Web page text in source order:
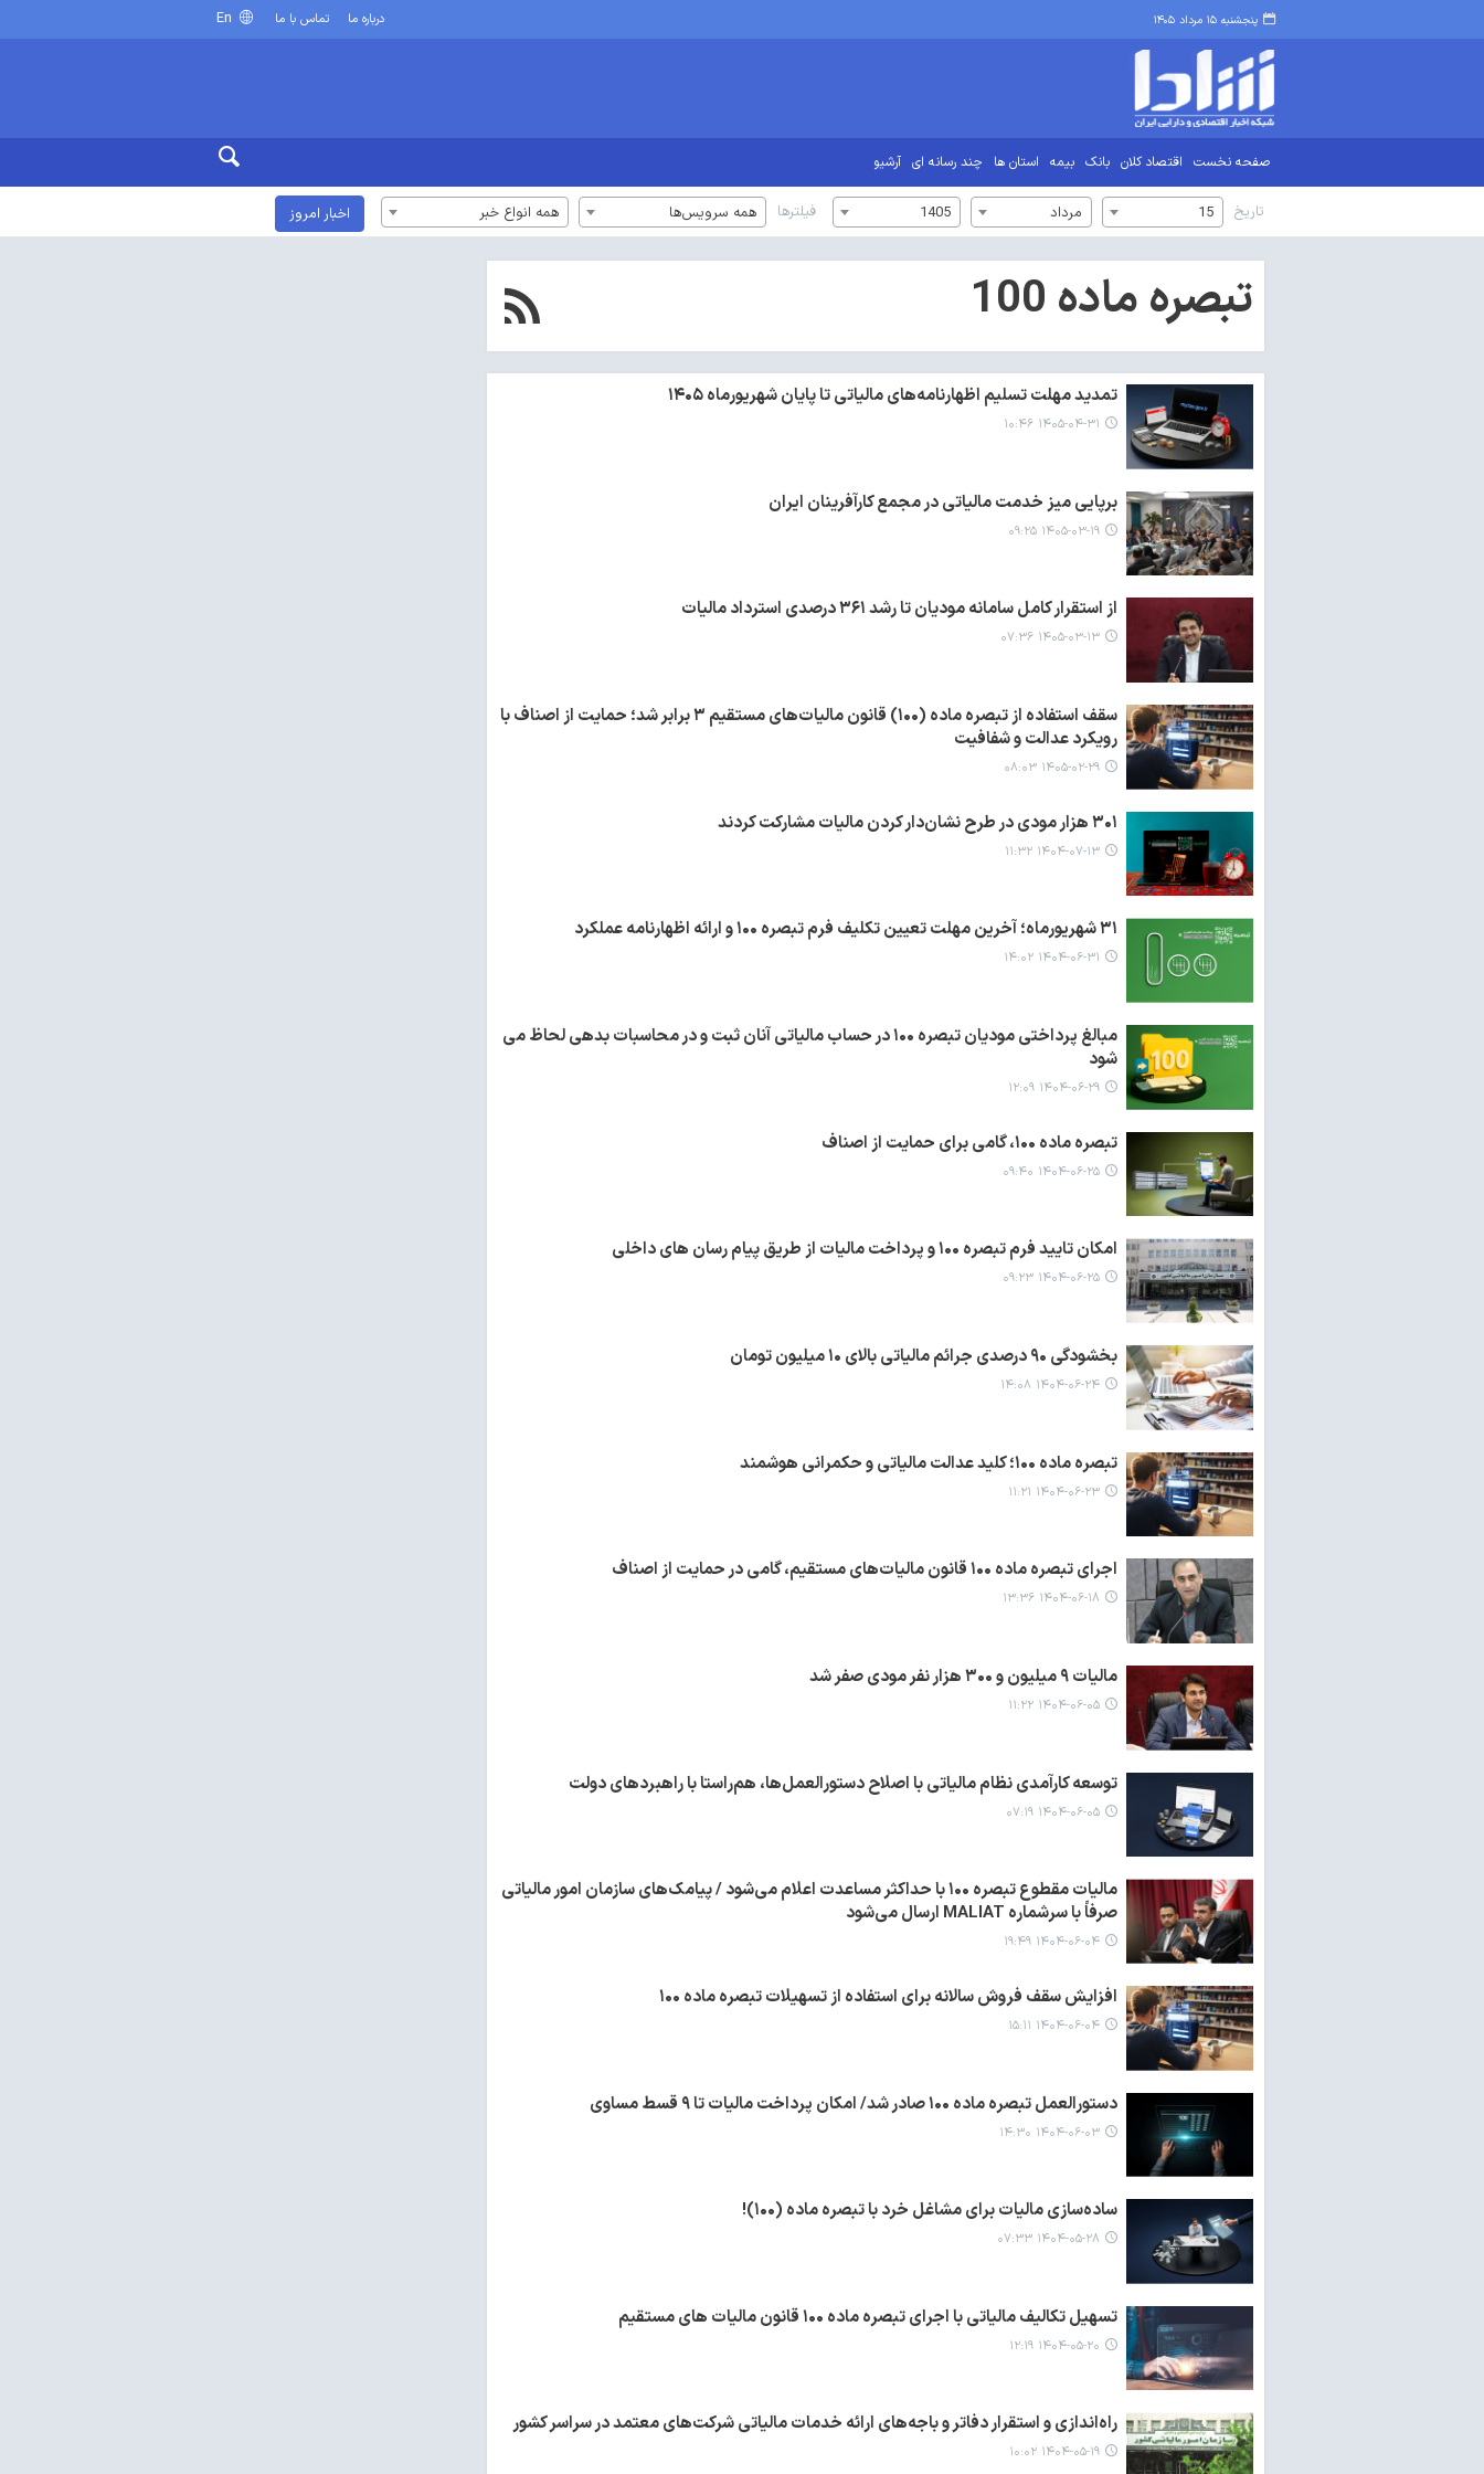
پنجشنبه ۱۵ مرداد ۱۴۰۵ درباره ما تماس با ما
صفحه نخست اقتصاد کلان بانک بیمه استان ها چند رسانه ای آرشیو
تاریخ 15 مرداد 1405 فیلترها همه سرویس‌ها همه انواع خبر اخبار امروز
تبصره ماده 100
تمدید مهلت تسلیم اظهارنامه‌های مالیاتی تا پایان شهریورماه ۱۴۰۵
۱۴۰۵-۰۴-۳۱ ۱۰:۴۶
برپایی میز خدمت مالیاتی در مجمع کارآفرینان ایران
۱۴۰۵-۰۳-۱۹ ۰۹:۲۵
از استقرار کامل سامانه مودیان تا رشد ۳۶۱ درصدی استرداد مالیات
۱۴۰۵-۰۳-۱۳ ۰۷:۳۶
سقف استفاده از تبصره ماده (۱۰۰) قانون مالیات‌های مستقیم ۳ برابر شد؛ حمایت از اصناف با
رویکرد عدالت و شفافیت
۱۴۰۵-۰۲-۲۹ ۰۸:۰۳
۳۰۱ هزار مودی در طرح نشان‌دار کردن مالیات مشارکت کردند
۱۴۰۴-۰۷-۱۳ ۱۱:۳۲
۳۱ شهریورماه؛ آخرین مهلت تعیین تکلیف فرم تبصره ۱۰۰ و ارائه اظهارنامه‌ عملکرد
۱۴۰۴-۰۶-۳۱ ۱۴:۰۲
مبالغ پرداختی مودیان تبصره ۱۰۰ در حساب مالیاتی آنان ثبت و در محاسبات بدهی لحاظ می
‌شود
۱۴۰۴-۰۶-۲۹ ۱۲:۰۹
تبصره ماده ۱۰۰، گامی برای حمایت از اصناف
۱۴۰۴-۰۶-۲۵ ۰۹:۴۰
امکان تایید فرم تبصره ۱۰۰ و پرداخت مالیات از طریق پیام رسان های داخلی
۱۴۰۴-۰۶-۲۵ ۰۹:۲۳
بخشودگی ۹۰ درصدی جرائم مالیاتی بالای ۱۰ میلیون تومان
۱۴۰۴-۰۶-۲۴ ۱۴:۰۸
تبصره ماده ۱۰۰؛ کلید عدالت مالیاتی و حکمرانی هوشمند
۱۴۰۴-۰۶-۲۳ ۱۱:۲۱
اجرای تبصره ماده ۱۰۰ قانون مالیات‌های مستقیم، گامی در حمایت از اصناف
۱۴۰۴-۰۶-۱۸ ۱۳:۳۶
مالیات ۹ میلیون و ۳۰۰ هزار نفر مودی صفر شد
۱۴۰۴-۰۶-۰۵ ۱۱:۲۲
توسعه کارآمدی نظام مالیاتی با اصلاح دستورالعمل‌ها، هم‌راستا با راهبردهای دولت
۱۴۰۴-۰۶-۰۵ ۰۷:۱۹
مالیات مقطوع تبصره ۱۰۰ با حداکثر مساعدت اعلام می‌شود / پیامک‌های سازمان امور مالیاتی
صرفاً با سرشماره MALIAT ارسال می‌شود
۱۴۰۴-۰۶-۰۴ ۱۹:۴۹
افزایش سقف فروش سالانه برای استفاده از تسهیلات تبصره ماده ۱۰۰
۱۴۰۴-۰۶-۰۴ ۱۵:۱۱
دستورالعمل تبصره ماده ۱۰۰ صادر شد/ امکان پرداخت مالیات تا ۹ قسط مساوی
۱۴۰۴-۰۶-۰۳ ۱۴:۳۰
ساده‌سازی مالیات برای مشاغل خرد با تبصره ماده (۱۰۰)!
۱۴۰۴-۰۵-۲۸ ۰۷:۳۳
تسهیل تکالیف مالیاتی با اجرای تبصره ماده ۱۰۰ قانون مالیات های مستقیم
۱۴۰۴-۰۵-۲۰ ۱۲:۱۹
راه‌اندازی و استقرار دفاتر و باجه‌های ارائه خدمات مالیاتی شرکت‌های معتمد در سراسر کشور
۱۴۰۴-۰۵-۱۹ ۱۰:۰۲